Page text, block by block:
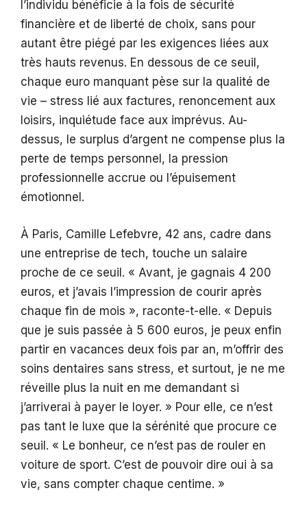
l’individu bénéficie à la fois de sécurité
financière et de liberté de choix, sans pour
autant être piégé par les exigences liées aux
très hauts revenus. En dessous de ce seuil,
chaque euro manquant pèse sur la qualité de
vie – stress lié aux factures, renoncement aux
loisirs, inquiétude face aux imprévus. Au-
dessus, le surplus d’argent ne compense plus la
perte de temps personnel, la pression
professionnelle accrue ou l’épuisement
émotionnel.
À Paris, Camille Lefebvre, 42 ans, cadre dans
une entreprise de tech, touche un salaire
proche de ce seuil. « Avant, je gagnais 4 200
euros, et j’avais l’impression de courir après
chaque fin de mois », raconte-t-elle. « Depuis
que je suis passée à 5 600 euros, je peux enfin
partir en vacances deux fois par an, m’offrir des
soins dentaires sans stress, et surtout, je ne me
réveille plus la nuit en me demandant si
j’arriverai à payer le loyer. » Pour elle, ce n’est
pas tant le luxe que la sérénité que procure ce
seuil. « Le bonheur, ce n’est pas de rouler en
voiture de sport. C’est de pouvoir dire oui à sa
vie, sans compter chaque centime. »